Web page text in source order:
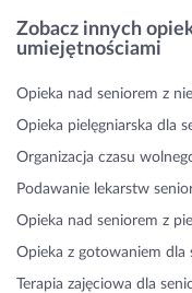
Zobacz innych
umiejętnościami
Opieka nad seniorem z
Opieka pielęgniarska dla
Organizacja czasu
Podawanie lekarstw
Opieka nad seniorem z
Opieka z gotowaniem dla
Terapia zajęciowa dla